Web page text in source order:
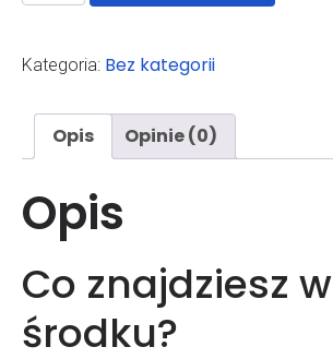
Stoicki
2026!
Kategoria: Bez kategorii
Opis Opinie (0)
Opis
Co znajdziesz w
środku?